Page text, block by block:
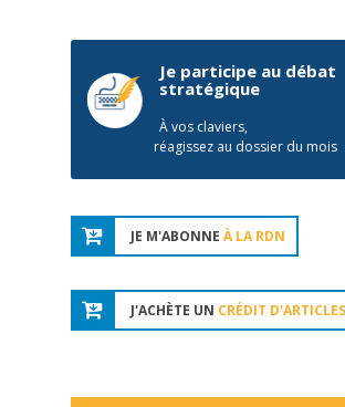
Je participe au débat
stratégique
À vos claviers,
réagissez au dossier du mois
JE M'ABONNE À LA RDN
J'ACHÈTE UN CRÉDIT D'ARTICLES